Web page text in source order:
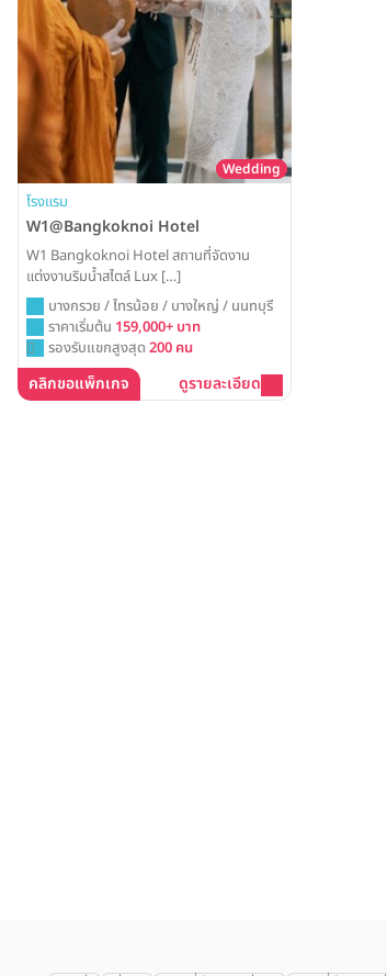
Wedding
โรงแรม
W1@Bangkoknoi Hotel
W1 Bangkoknoi Hotel สถานที่จัดงาน
แต่งงานริมน้ำสไตล์ Lux […]
บางกรวย / ไทรน้อย / บางใหญ่ / นนทบุรี
ราคาเริ่มต้น 159,000+ บาท
รองรับแขกสูงสุด 200 คน
คลิกขอแพ็กเกจ ดูรายละเอียด